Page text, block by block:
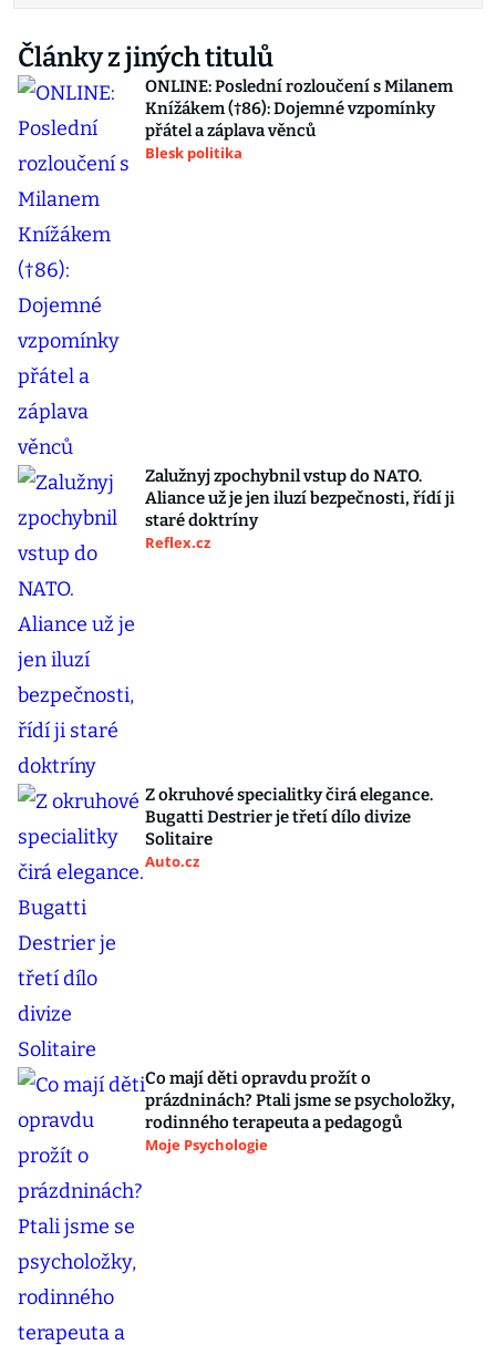
Články z jiných titulů
ONLINE: Poslední rozloučení s Milanem
Knížákem (†86): Dojemné vzpomínky
přátel a záplava věnců
Blesk politika
Zalužnyj zpochybnil vstup do NATO.
Aliance už je jen iluzí bezpečnosti, řídí ji
staré doktríny
Reflex.cz
Z okruhové specialitky čirá elegance.
Bugatti Destrier je třetí dílo divize
Solitaire
Auto.cz
Co mají děti opravdu prožít o
prázdninách? Ptali jsme se psycholožky,
rodinného terapeuta a pedagogů
Moje Psychologie